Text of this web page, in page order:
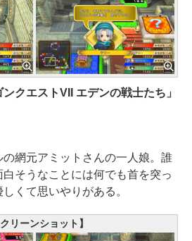
ンクエストVII エデンの戦士たち」
網元アミットさんの一人娘。誰
そうなことには何でも首を突っ
くて思いやりがある。
クリーンショット】